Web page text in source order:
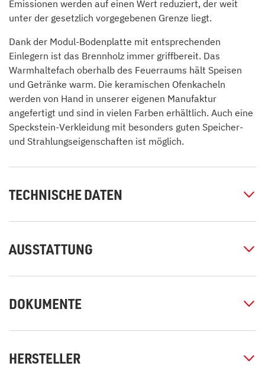
Emissionen werden auf einen Wert reduziert, der weit
unter der gesetzlich vorgegebenen Grenze liegt.
Dank der Modul-Bodenplatte mit entsprechenden
Einlegern ist das Brennholz immer griffbereit. Das
Warmhaltefach oberhalb des Feuerraums hält Speisen
und Getränke warm. Die keramischen Ofenkacheln
werden von Hand in unserer eigenen Manufaktur
angefertigt und sind in vielen Farben erhältlich. Auch eine
Speckstein-Verkleidung mit besonders guten Speicher-
und Strahlungseigenschaften ist möglich.
TECHNISCHE DATEN
AUSSTATTUNG
DOKUMENTE
HERSTELLER